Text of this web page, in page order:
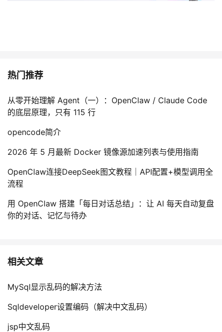
热门推荐
从零开始理解 Agent（一）：OpenClaw / Claude Code
的底层原理，只有 115 行
opencode简介
2026 年 5 月最新 Docker 镜像源加速列表与使用指南
OpenClaw连接DeepSeek图文教程｜API配置+模型调用全
流程
用 OpenClaw 搭建「每日对话总结」：让 AI 每天自动复盘
你的对话、记忆与待办
相关文章
MySql显示乱码的解决方法
Sqldeveloper设置编码（解决中文乱码）
jsp中文乱码